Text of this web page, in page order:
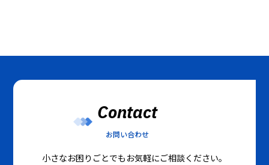
Contact
お問い合わせ
小さなお困りごとでもお気軽にご相談ください。